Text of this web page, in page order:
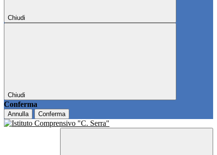
Chiudi
Chiudi
Conferma
Annulla Conferma